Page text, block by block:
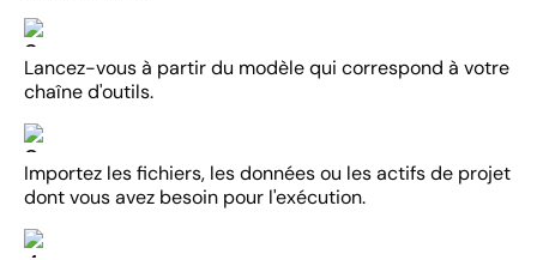
Lancez-vous à partir du modèle qui correspond à votre
chaîne d'outils.
Importez les fichiers, les données ou les actifs de projet
dont vous avez besoin pour l'exécution.